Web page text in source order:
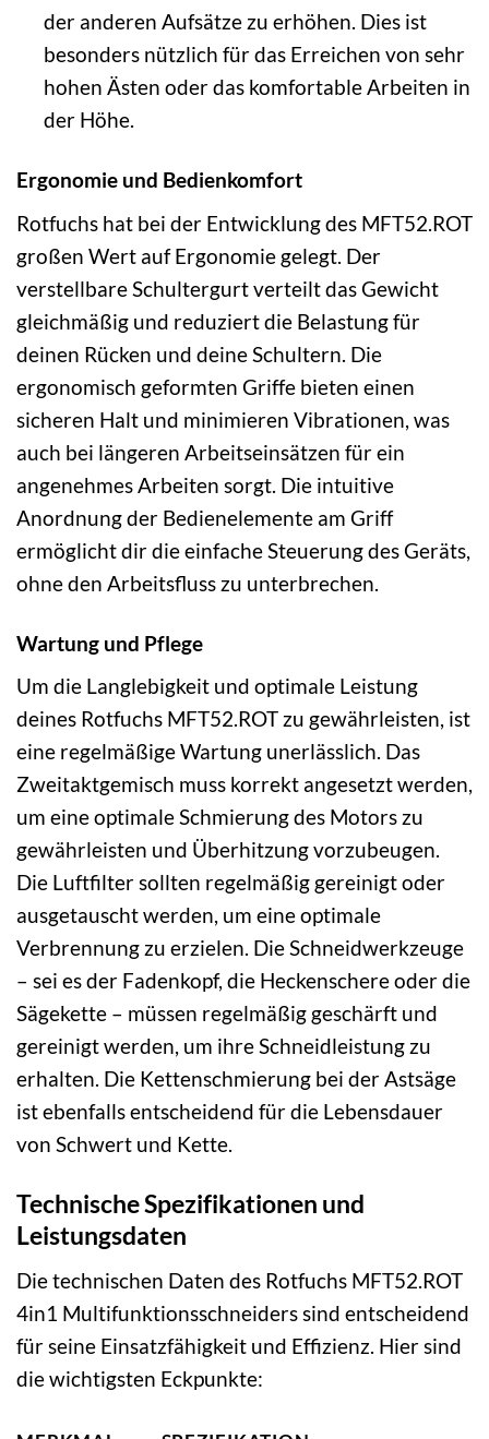
der anderen Aufsätze zu erhöhen. Dies ist
besonders nützlich für das Erreichen von sehr
hohen Ästen oder das komfortable Arbeiten in
der Höhe.
Ergonomie und Bedienkomfort
Rotfuchs hat bei der Entwicklung des MFT52.ROT
großen Wert auf Ergonomie gelegt. Der
verstellbare Schultergurt verteilt das Gewicht
gleichmäßig und reduziert die Belastung für
deinen Rücken und deine Schultern. Die
ergonomisch geformten Griffe bieten einen
sicheren Halt und minimieren Vibrationen, was
auch bei längeren Arbeitseinsätzen für ein
angenehmes Arbeiten sorgt. Die intuitive
Anordnung der Bedienelemente am Griff
ermöglicht dir die einfache Steuerung des Geräts,
ohne den Arbeitsfluss zu unterbrechen.
Wartung und Pflege
Um die Langlebigkeit und optimale Leistung
deines Rotfuchs MFT52.ROT zu gewährleisten, ist
eine regelmäßige Wartung unerlässlich. Das
Zweitaktgemisch muss korrekt angesetzt werden,
um eine optimale Schmierung des Motors zu
gewährleisten und Überhitzung vorzubeugen.
Die Luftfilter sollten regelmäßig gereinigt oder
ausgetauscht werden, um eine optimale
Verbrennung zu erzielen. Die Schneidwerkzeuge
– sei es der Fadenkopf, die Heckenschere oder die
Sägekette – müssen regelmäßig geschärft und
gereinigt werden, um ihre Schneidleistung zu
erhalten. Die Kettenschmierung bei der Astsäge
ist ebenfalls entscheidend für die Lebensdauer
von Schwert und Kette.
Technische Spezifikationen und
Leistungsdaten
Die technischen Daten des Rotfuchs MFT52.ROT
4in1 Multifunktionsschneiders sind entscheidend
für seine Einsatzfähigkeit und Effizienz. Hier sind
die wichtigsten Eckpunkte: